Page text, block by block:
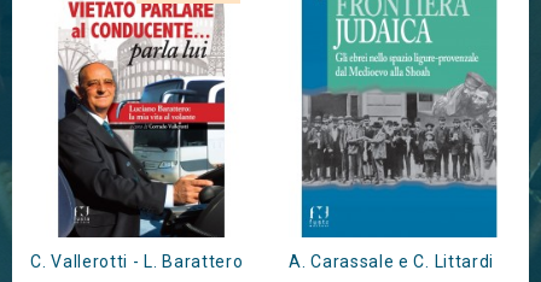
C. Vallerotti - L. Barattero A. Carassale e C. Littardi